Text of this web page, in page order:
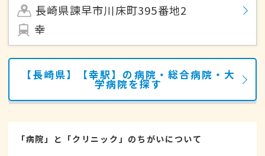
長崎県諫早市川床町395番地2
幸
【長崎県】【幸駅】の病院・総合病院・大
学病院を探す
「病院」と「クリニック」のちがいについて